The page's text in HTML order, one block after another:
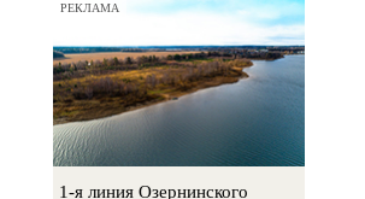
РЕКЛАМА
1-я линия Озернинского